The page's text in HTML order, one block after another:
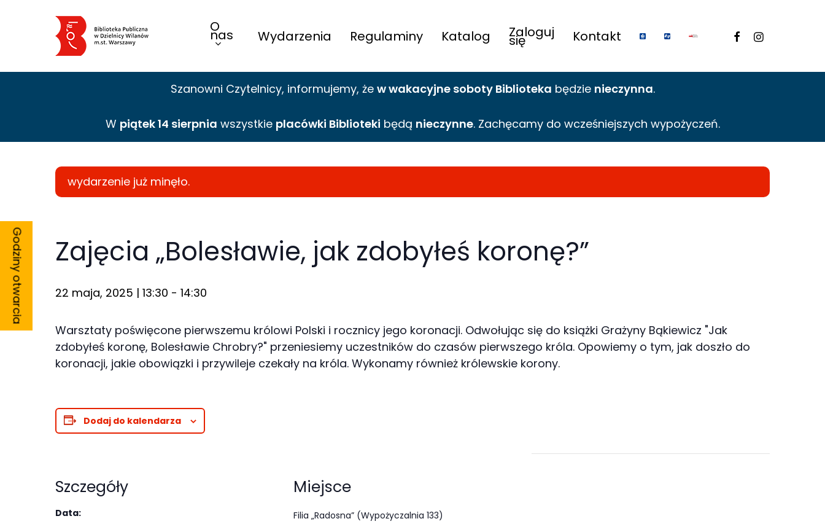
O
nas Wydarzenia Regulaminy Katalog Zaloguj
się Kontakt facebookinstagram
Szanowni Czytelnicy, informujemy, że w wakacyjne soboty Biblioteka będzie nieczynna.
W piątek 14 sierpnia wszystkie placówki Biblioteki będą nieczynne. Zachęcamy do wcześniejszych wypożyczeń.
wydarzenie już minęło.
Zajęcia „Bolesławie, jak zdobyłeś koronę?”
22 maja, 2025 | 13:30 - 14:30
Warsztaty poświęcone pierwszemu królowi Polski i rocznicy jego koronacji. Odwołując się do książki Grażyny Bąkiewicz "Jak
zdobyłeś koronę, Bolesławie Chrobry?" przeniesiemy uczestników do czasów pierwszego króla. Opowiemy o tym, jak doszło do
koronacji, jakie obowiązki i przywileje czekały na króla. Wykonamy również królewskie korony.
Dodaj do kalendarza
Szczegóły
Data:
Miejsce
Filia „Radosna” (Wypożyczalnia 133)
Godziny otwarcia
Konieczne
opcjonalne. Są
one potrzebne
internetowej.